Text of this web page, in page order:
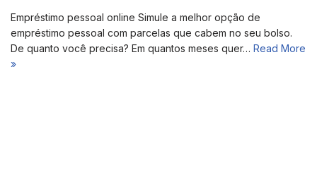
Empréstimo pessoal online Simule a melhor opção de
empréstimo pessoal com parcelas que cabem no seu bolso.
De quanto você precisa? Em quantos meses quer… Read More
»